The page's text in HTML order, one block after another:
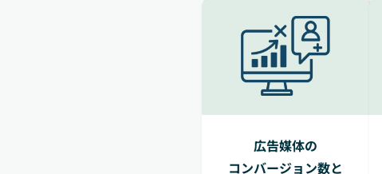
広告媒体の
コンバージョン数と